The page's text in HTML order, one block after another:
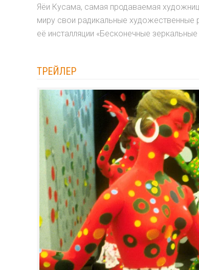
Яёи Кусама, самая продаваемая
миру свои радикальные художественные
её инсталляции «Бесконечные
ТРЕЙЛЕР